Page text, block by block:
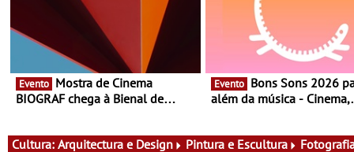
Evento
BIOGRAF chega à Bienal de
práticas artísticas
Evento
além da música - Cinema,
muito mais
Cultura: Arquitectura e Design Pintura e Escultura